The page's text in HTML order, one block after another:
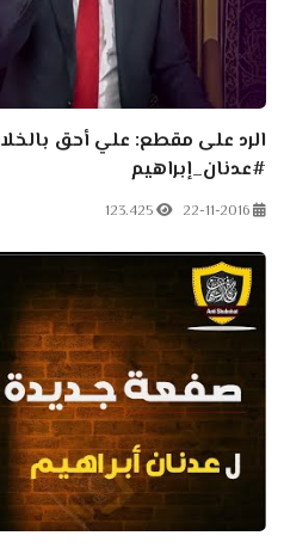
الرد على مقطع: علي أحق
#عدنان_إبراهيم
22-11-2016
123.425